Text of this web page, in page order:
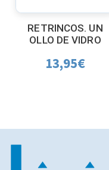
RETRINCOS. UN
OLLO DE VIDRO
13,95€